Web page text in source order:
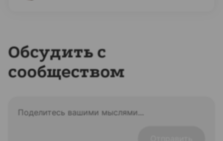
Обсудить с
сообществом